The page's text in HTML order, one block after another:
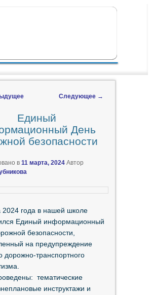
МЕНЮ
Следующее →
Единый
День
безопасности
в 11 марта, 2024 Автор
2024 года в нашей школе
Единый информационный
безопасности,
на предупреждение
дорожно-транспортного
тематические
инструктажи и